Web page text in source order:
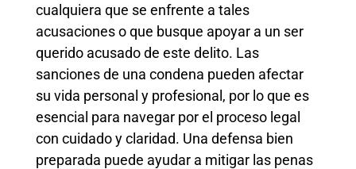
cualquiera que se enfrente a tales
acusaciones o que busque apoyar a un ser
querido acusado de este delito. Las
sanciones de una condena pueden afectar
su vida personal y profesional, por lo que es
esencial para navegar por el proceso legal
con cuidado y claridad. Una defensa bien
preparada puede ayudar a mitigar las penas